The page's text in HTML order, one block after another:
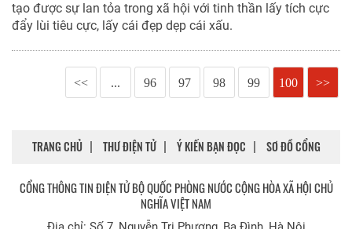
tạo được sự lan tỏa trong xã hội với tinh thần lấy tích cực
đẩy lùi tiêu cực, lấy cái đẹp dẹp cái xấu.
<< ... 96 97 98 99 100 >>
TRANG CHỦ THƯ ĐIỆN TỬ Ý KIẾN BẠN ĐỌC SƠ ĐỒ CỔNG
CỔNG THÔNG TIN ĐIỆN TỬ BỘ QUỐC PHÒNG NƯỚC CỘNG HÒA XÃ HỘI CHỦ
NGHĨA VIỆT NAM